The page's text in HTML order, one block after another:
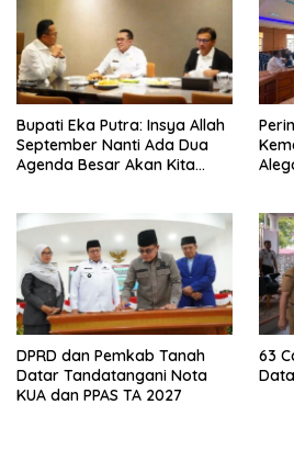
Bupati Eka Putra: Insya Allah
September Nanti Ada Dua
Agenda Besar Akan Kita
DPRD dan Pemkab Tanah
Datar Tandatangani Nota
KUA dan PPAS TA 2027
63